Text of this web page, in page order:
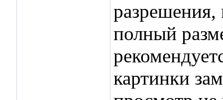
разрешения,
полный
картинки